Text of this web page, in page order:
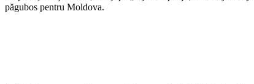
păgubos pentru Moldova.